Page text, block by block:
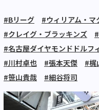
#Bリーグ
#ウィリアム・マ
#クレイグ・ブラッキンズ
#名古屋ダイヤモンドドルフ
#川村卓也
#張本天傑 #梶
#笹山貴哉
#細谷将司